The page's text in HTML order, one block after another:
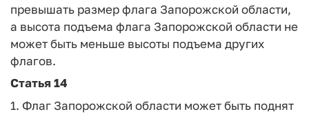
превышать размер флага Запорожской области,
а высота подъема флага Запорожской области не
может быть меньше высоты подъема других
флагов.
Статья 14
1. Флаг Запорожской области может быть поднят